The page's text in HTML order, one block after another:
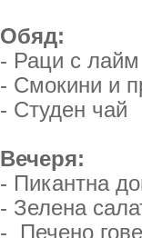
Обяд:
- Раци с
- Смокини и
- Студен чай
Вечеря:
- Пикантна
- Зелена
- Печено